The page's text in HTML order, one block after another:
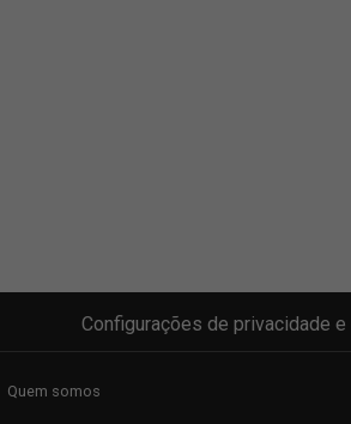
Configurações de privacidade
Quem somos